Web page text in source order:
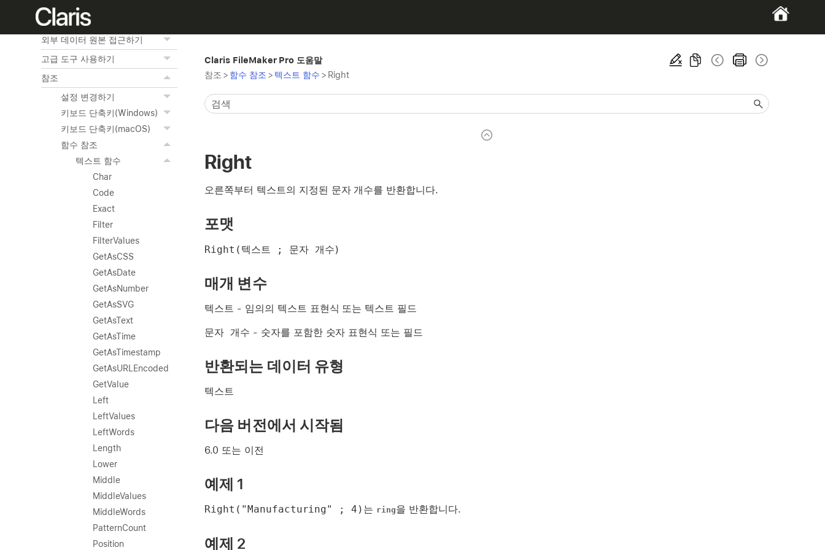
FileMaker Pro에서 ODBC 및
JDBC 사용하기
외부 데이터 원본 접근하기
고급 도구 사용하기
참조
설정 변경하기
키보드 단축키(Windows)
키보드 단축키(macOS)
함수 참조
텍스트 함수
Char
Code
Exact
Filter
FilterValues
GetAsCSS
GetAsDate
GetAsNumber
GetAsSVG
GetAsText
GetAsTime
GetAsTimestamp
GetAsURLEncoded
GetValue
Left
LeftValues
LeftWords
Length
Lower
Middle
MiddleValues
MiddleWords
PatternCount
Position
Claris FileMaker Pro 도움말
참조 > 함수 참조 > 텍스트 함수 > Right
Right
오른쪽부터 텍스트의 지정된 문자 개수를 반환합니다.
포맷
Right(텍스트 ; 문자 개수)
매개 변수
텍스트 - 임의의 텍스트 표현식 또는 텍스트 필드
문자 개수 - 숫자를 포함한 숫자 표현식 또는 필드
반환되는 데이터 유형
텍스트
다음 버전에서 시작됨
6.0 또는 이전
예제 1
Right("Manufacturing" ; 4) 는 ring을 반환합니다.
예제 2